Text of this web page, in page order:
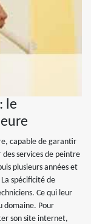
le
capable de garantir
services de peintre
plusieurs années et
spécificité de
Ce qui leur
domaine. Pour
son site internet,